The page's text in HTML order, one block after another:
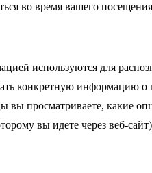
во время вашего
используются для
конкретную информацию о
вы просматриваете, какие
вы идете через веб-